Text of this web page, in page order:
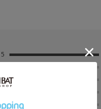
5
3
1